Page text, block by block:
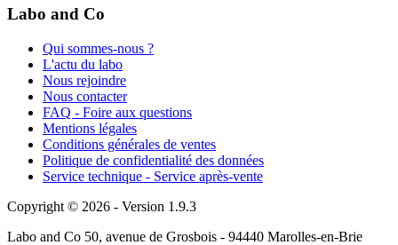
Labo and Co
Qui sommes-nous ?
L'actu du labo
Nous rejoindre
Nous contacter
FAQ - Foire aux questions
Mentions légales
Conditions générales de ventes
Politique de confidentialité des données
Service technique - Service après-vente
Copyright © 2026 - Version 1.9.3
Labo and Co 50, avenue de Grosbois - 94440 Marolles-en-Brie